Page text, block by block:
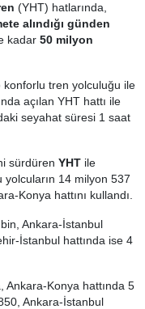
(YHT) hatlarında,
alındığı günden
kadar 50 milyon
konforlu tren yolculuğu ile
açılan YHT hattı ile
seyahat süresi 1 saat
sürdüren YHT ile
yolcuların 14 milyon 537
Konya hattını kullandı.
Ankara-İstanbul
İstanbul hattında ise 4
Ankara-Konya hattında 5
Ankara-İstanbul